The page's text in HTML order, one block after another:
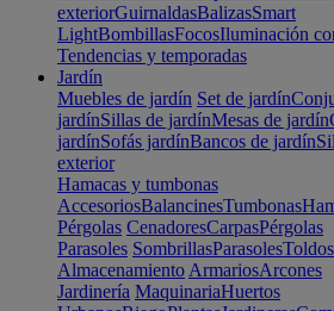
exteriorGuirnaldasBalizasSmart
LightBombillasFocosIluminación
Tendencias y temporadas
Jardín
Muebles de jardín Set de jardín
jardínSillas de jardínMesas de jardín
jardínSofás jardínBancos de jardín
exterior
Hamacas y tumbonas
AccesoriosBalancinesTumbonas
Pérgolas CenadoresCarpasPérgolas
Parasoles SombrillasParasolesToldos
Almacenamiento ArmariosArcones
Jardinería MaquinariaHuertos